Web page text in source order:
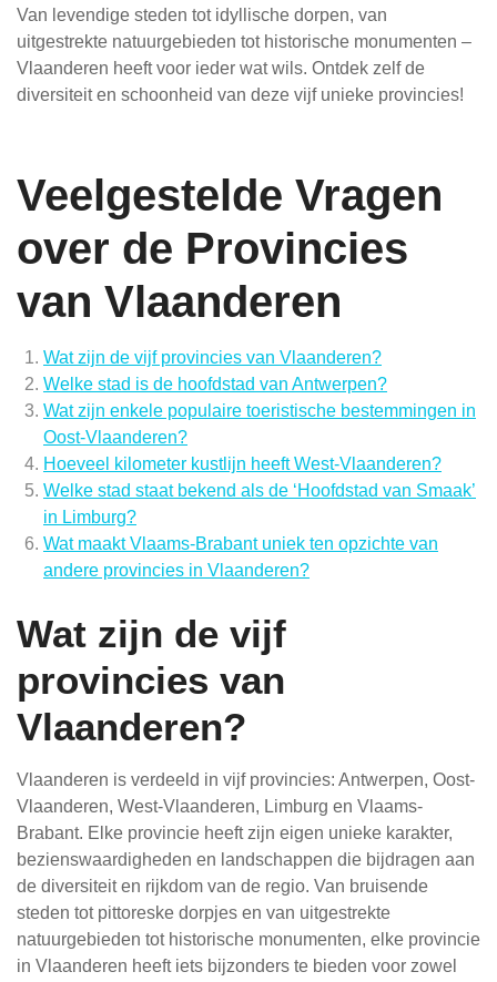
Van levendige steden tot idyllische dorpen, van
uitgestrekte natuurgebieden tot historische monumenten –
Vlaanderen heeft voor ieder wat wils. Ontdek zelf de
diversiteit en schoonheid van deze vijf unieke provincies!
Veelgestelde Vragen
over de Provincies
van Vlaanderen
Wat zijn de vijf provincies van Vlaanderen?
Welke stad is de hoofdstad van Antwerpen?
Wat zijn enkele populaire toeristische bestemmingen in
Oost-Vlaanderen?
Hoeveel kilometer kustlijn heeft West-Vlaanderen?
Welke stad staat bekend als de ‘Hoofdstad van Smaak’
in Limburg?
Wat maakt Vlaams-Brabant uniek ten opzichte van
andere provincies in Vlaanderen?
Wat zijn de vijf
provincies van
Vlaanderen?
Vlaanderen is verdeeld in vijf provincies: Antwerpen, Oost-
Vlaanderen, West-Vlaanderen, Limburg en Vlaams-
Brabant. Elke provincie heeft zijn eigen unieke karakter,
bezienswaardigheden en landschappen die bijdragen aan
de diversiteit en rijkdom van de regio. Van bruisende
steden tot pittoreske dorpjes en van uitgestrekte
natuurgebieden tot historische monumenten, elke provincie
in Vlaanderen heeft iets bijzonders te bieden voor zowel